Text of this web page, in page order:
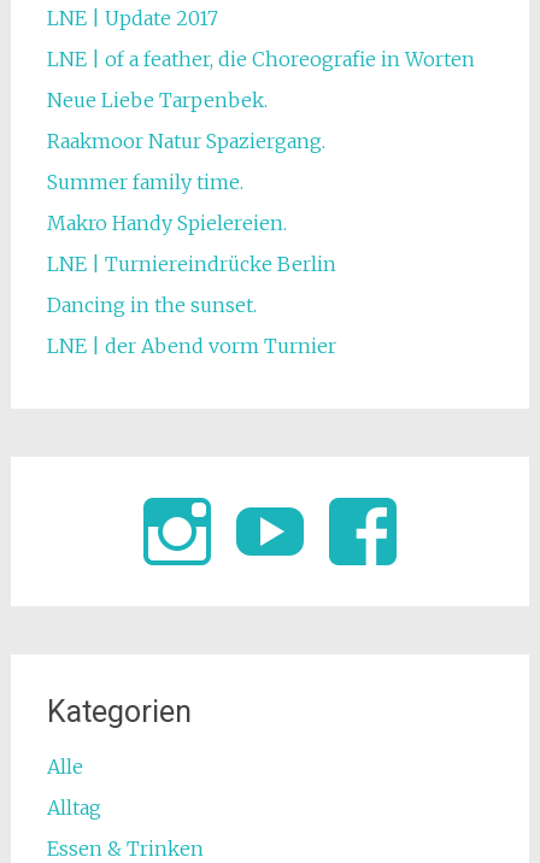
LNE | Update 2017
LNE | of a feather, die Choreografie in Worten
Neue Liebe Tarpenbek.
Raakmoor Natur Spaziergang.
Summer family time.
Makro Handy Spielereien.
LNE | Turniereindrücke Berlin
Dancing in the sunset.
LNE | der Abend vorm Turnier
Kategorien
Alle
Alltag
Essen & Trinken